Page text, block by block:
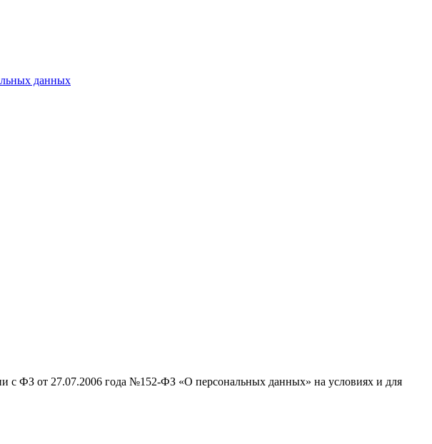
данных
с ФЗ от 27.07.2006 года №152-ФЗ «О персональных данных» на условиях и для